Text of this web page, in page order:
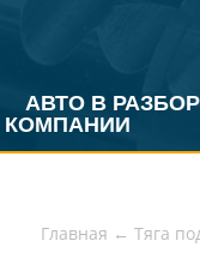
АВТО В РАЗБОР
КОМПАНИИ
Главная ← Тяга